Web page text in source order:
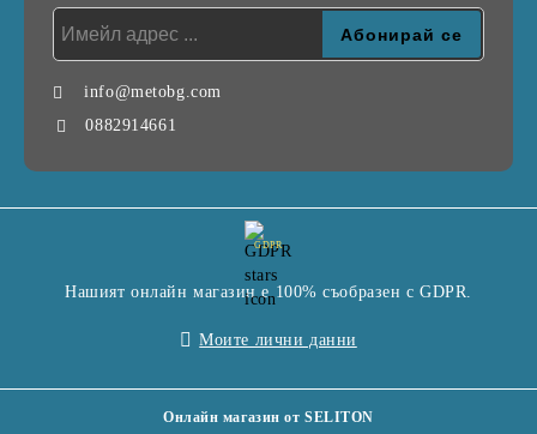
info@metobg.com
0882914661
GDPR
Нашият онлайн магазин е 100% съобразен с GDPR.
Моите лични данни
Онлайн магазин от SELITON